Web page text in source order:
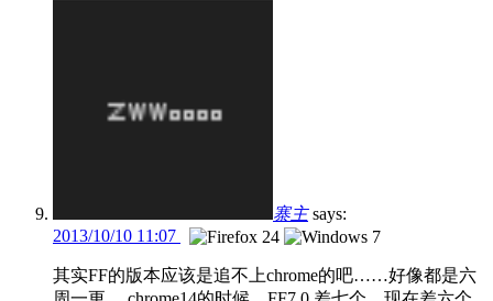
寨主 says:
2013/10/10 11:07
其实FF的版本应该是追不上chrome的吧……好像都是六